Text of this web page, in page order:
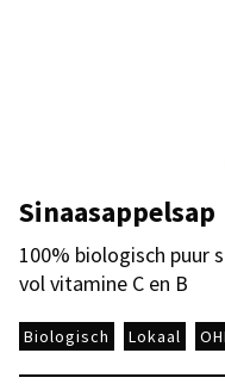
Sinaasappelsap
100% biologisch puur
vol vitamine C en B
Biologisch Lokaal